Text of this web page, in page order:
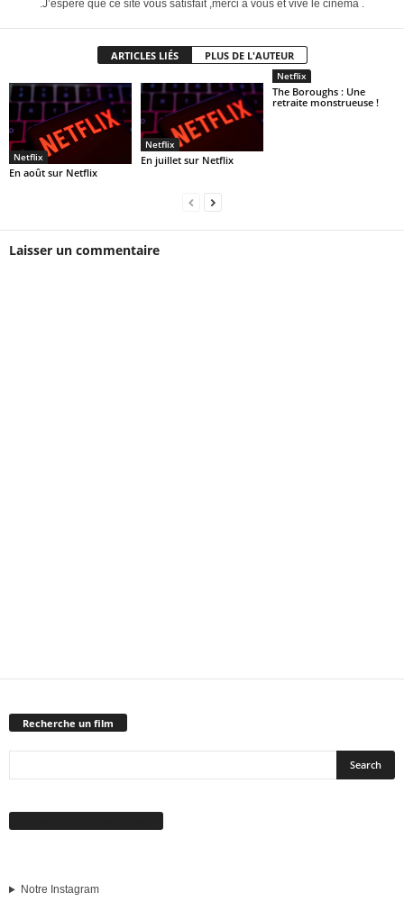
.J’espère que ce site vous satisfait ,merci a vous et vive le cinéma .
ARTICLES LIÉS PLUS DE L'AUTEUR
Netflix
En août sur Netflix
Netflix
En juillet sur Netflix
Netflix
The Boroughs : Une
retraite monstrueuse !
Laisser un commentaire
Recherche un film
Notre Instagram